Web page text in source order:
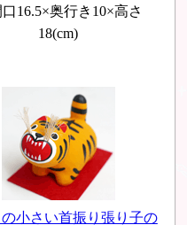
16.5×奥行き10×高さ
18(cm)
小さい首振り張り子の